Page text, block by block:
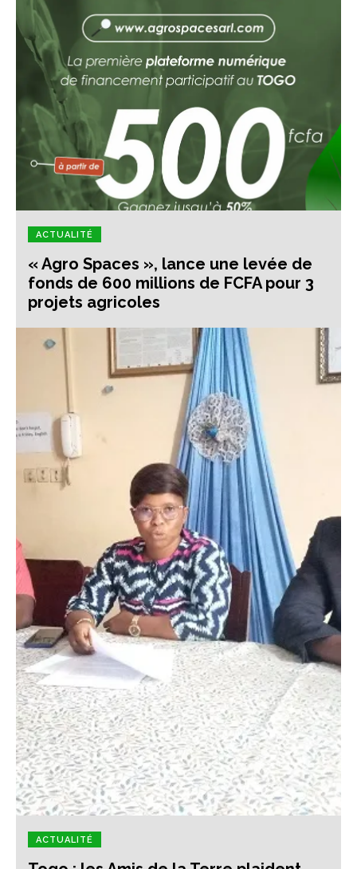
ACTUALITÉ
« Agro Spaces », lance une levée de
fonds de 600 millions de FCFA pour 3
projets agricoles
ACTUALITÉ